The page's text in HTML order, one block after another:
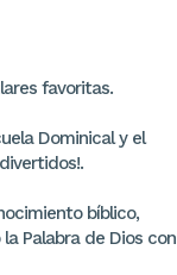
favoritas.
Dominical y el
bíblico,
Palabra de Dios con